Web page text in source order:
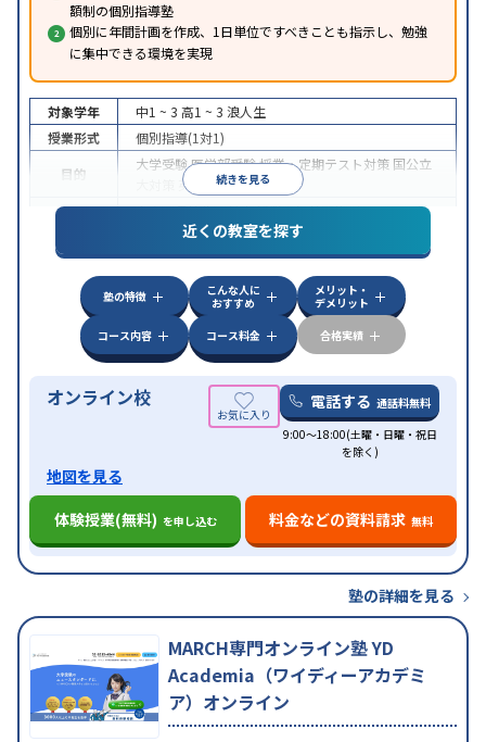
額制の個別指導塾
個別に年間計画を作成、1日単位ですべきことも指示し、勉強
に集中できる環境を実現
続きを見る
対象学年 中1 ~ 3 高1 ~ 3 浪人生
授業形式
個別指導(1対1)
目的
大学受験医学部受験授業・定期テスト対策 国公立
英検(英語検定)対策
中高一貫校生に対応授業の振替可能オンライン対
自習室あり
近くの教室を探す
塾の特徴
こんな人に
おすすめ
メリット・
デメリット
コース内容
コース料金 合格実績
オンライン校 電話する 通話料無料
9:00～18:00(土曜・日曜・祝日
を除く)
地図を見る
体験授業(無料) を申し込む 料金などの資料請求 無料
塾の詳細を見る
MARCH専門オンライン塾 YD
Academia（ワイディーアカデミ
ア）オンライン